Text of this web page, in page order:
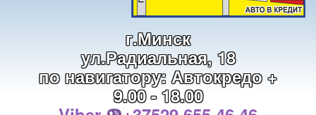
г.Минск
ул.Радиальная, 18
по навигатору: Автокредо +
9.00 - 18.00